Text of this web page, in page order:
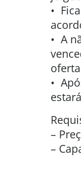
•
• A
•
–
–